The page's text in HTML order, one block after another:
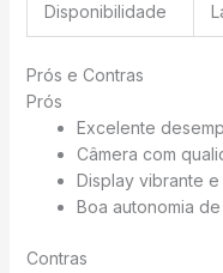
Disponibilidade
Prós e Contras
Prós
Excelente
Câmera com
Display vibrante
Boa autonomia
Contras